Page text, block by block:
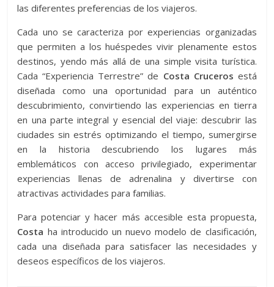
las diferentes preferencias de los viajeros.
Cada uno se caracteriza por experiencias organizadas
que permiten a los huéspedes vivir plenamente estos
destinos, yendo más allá de una simple visita turística.
Cada “Experiencia Terrestre” de Costa Cruceros está
diseñada como una oportunidad para un auténtico
descubrimiento, convirtiendo las experiencias en tierra
en una parte integral y esencial del viaje: descubrir las
ciudades sin estrés optimizando el tiempo, sumergirse
en la historia descubriendo los lugares más
emblemáticos con acceso privilegiado, experimentar
experiencias llenas de adrenalina y divertirse con
atractivas actividades para familias.
Para potenciar y hacer más accesible esta propuesta,
Costa ha introducido un nuevo modelo de clasificación,
cada una diseñada para satisfacer las necesidades y
deseos específicos de los viajeros.